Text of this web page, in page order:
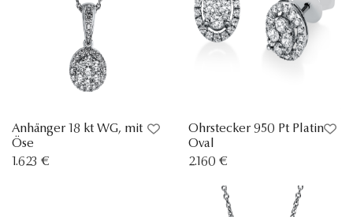
Anhänger 18 kt WG, mit
Öse
1.623 €
Ohrstecker 950 Pt Platin
Oval
2.160 €